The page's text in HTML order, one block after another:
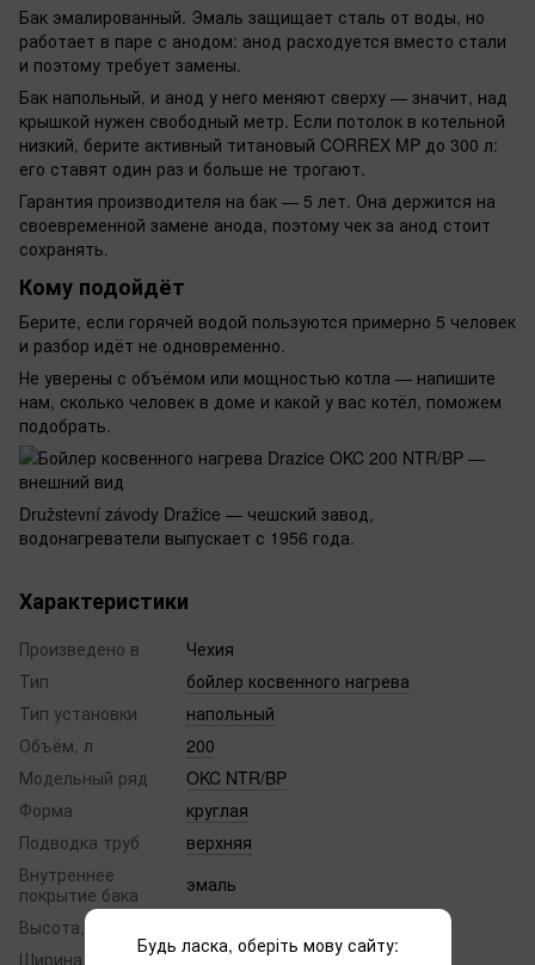
Бак эмалированный. Эмаль защищает сталь от воды, но
работает в паре с анодом: анод расходуется вместо стали
и поэтому требует замены.
Бак напольный, и анод у него меняют сверху — значит, над
крышкой нужен свободный метр. Если потолок в котельной
низкий, берите активный титановый CORREX MP до 300 л:
его ставят один раз и больше не трогают.
Гарантия производителя на бак — 5 лет. Она держится на
своевременной замене анода, поэтому чек за анод стоит
сохранять.
Кому подойдёт
Берите, если горячей водой пользуются примерно 5 человек
и разбор идёт не одновременно.
Не уверены с объёмом или мощностью котла — напишите
нам, сколько человек в доме и какой у вас котёл, поможем
подобрать.
Družstevní závody Dražice — чешский завод,
водонагреватели выпускает с 1956 года.
Характеристики
Произведено в
Чехия
Тип
бойлер косвенного нагрева
Тип установки
напольный
Объём, л
200
Модельный ряд
OKC NTR/BP
Форма
круглая
Подводка труб
верхняя
Внутреннее
покрытие бака
эмаль
Высота, мм
Ширина, мм
584
Будь ласка, оберіть мову сайту: